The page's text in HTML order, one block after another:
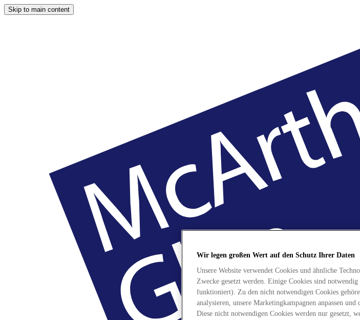
Skip to main content
Wir legen großen Wert auf den Schutz Ihrer Daten
Unsere Website verwendet Cookies und ähnliche
Zwecke gesetzt werden. Einige Cookies sind
funktioniert). Zu den nicht notwendigen Cookies
analysieren, unsere Marketingkampagnen anpassen
Diese nicht notwendigen Cookies werden nur gesetzt,